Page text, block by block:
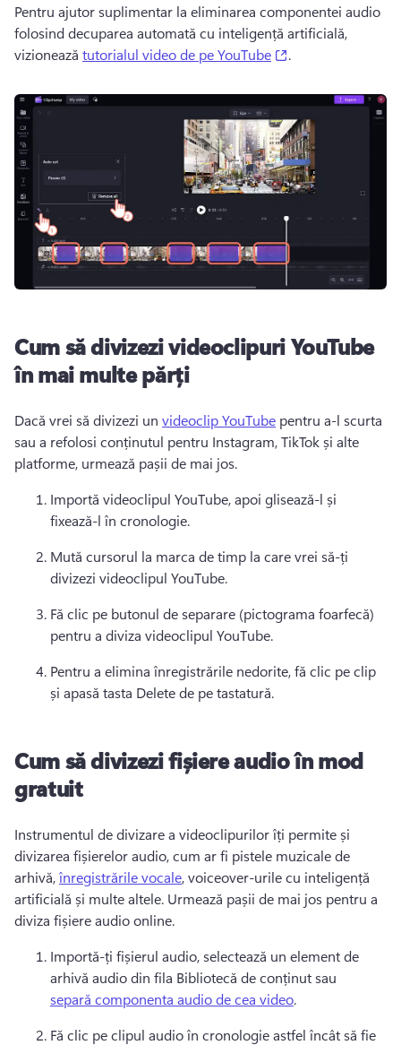
Pentru ajutor suplimentar la eliminarea componentei audio
folosind decuparea automată cu inteligență artificială,
vizionează tutorialul video de pe YouTube (opens in a new
.
Cum să divizezi videoclipuri YouTube
în mai multe părți
Dacă vrei să divizezi un videoclip YouTube pentru a-l scurta
sau a refolosi conținutul pentru Instagram, TikTok și alte
platforme, urmează pașii de mai jos.
Importă videoclipul YouTube, apoi glisează-l și
fixează-l în cronologie.
Mută cursorul la marca de timp la care vrei să-ți
divizezi videoclipul YouTube.
Fă clic pe butonul de separare (pictograma foarfecă)
pentru a diviza videoclipul YouTube.
Pentru a elimina înregistrările nedorite, fă clic pe clip
și apasă tasta Delete de pe tastatură.
Cum să divizezi fișiere audio în mod
gratuit
Instrumentul de divizare a videoclipurilor îți permite și
divizarea fișierelor audio, cum ar fi pistele muzicale de
arhivă, înregistrările vocale, voiceover-urile cu inteligență
artificială și multe altele. Urmează pașii de mai jos pentru a
diviza fișiere audio online.
Importă-ți fișierul audio, selectează un element de
arhivă audio din fila Bibliotecă de conținut sau
separă componenta audio de cea video.
Fă clic pe clipul audio în cronologie astfel încât să fie